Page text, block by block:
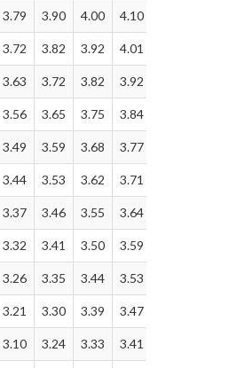
3.79 3.90 4.00 4.10
3.72 3.82 3.92 4.01
3.63 3.72 3.82 3.92
3.56 3.65 3.75 3.84
3.49 3.59 3.68 3.77
3.44 3.53 3.62 3.71
3.37 3.46 3.55 3.64
3.32 3.41 3.50 3.59
3.26 3.35 3.44 3.53
3.21 3.30 3.39 3.47
3.10 3.24 3.33 3.41